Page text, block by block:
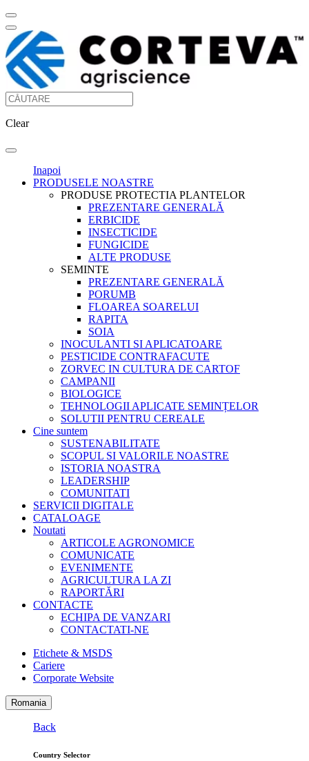
Clear
Inapoi
PRODUSELE NOASTRE
PRODUSE PROTECTIA PLANTELOR
PREZENTARE GENERALĂ
ERBICIDE
INSECTICIDE
FUNGICIDE
ALTE PRODUSE
SEMINTE
PREZENTARE GENERALĂ
PORUMB
FLOAREA SOARELUI
RAPITA
SOIA
INOCULANTI SI APLICATOARE
PESTICIDE CONTRAFACUTE
ZORVEC IN CULTURA DE CARTOF
CAMPANII
BIOLOGICE
TEHNOLOGII APLICATE SEMINȚELOR
SOLUTII PENTRU CEREALE
Cine suntem
SUSTENABILITATE
SCOPUL SI VALORILE NOASTRE
ISTORIA NOASTRA
LEADERSHIP
COMUNITATI
SERVICII DIGITALE
CATALOAGE
Noutati
ARTICOLE AGRONOMICE
COMUNICATE
EVENIMENTE
AGRICULTURA LA ZI
RAPORTĂRI
CONTACTE
ECHIPA DE VANZARI
CONTACTATI-NE
Etichete & MSDS
Cariere
Corporate Website
Romania
Back
Country Selector